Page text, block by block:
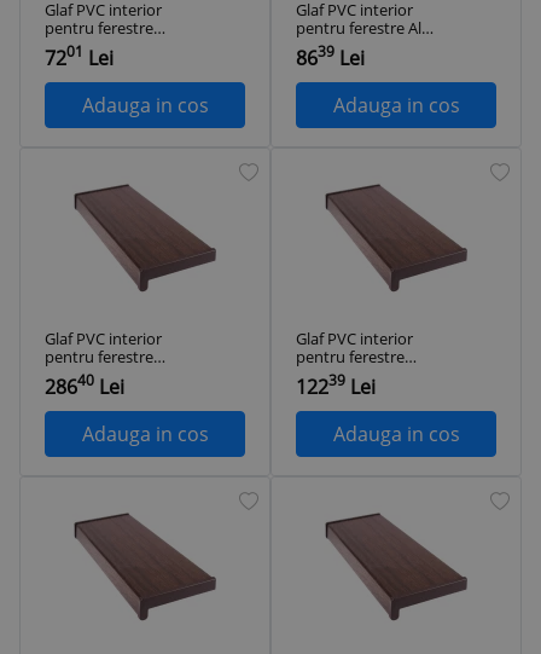
Glaf PVC interior
pentru ferestre
Wenge 100 x 15 cm
7201 Lei
Adauga in cos
Glaf PVC interior
pentru ferestre Alb
150 x 15 cm
8639 Lei
Adauga in cos
Glaf PVC interior
pentru ferestre
Wenge 125 x 35 cm
28640 Lei
Adauga in cos
Glaf PVC interior
pentru ferestre
Wenge 100 x 30 cm
12239 Lei
Adauga in cos